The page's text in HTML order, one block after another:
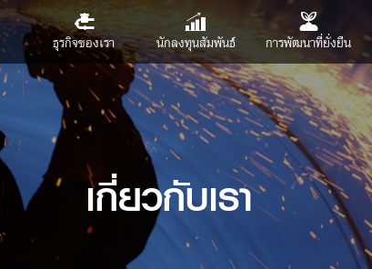
ธุรกิจของเรา นักลงทุนสัมพันธ์ การพัฒนาที่ยั่งยืน
เกี่ยวกับเรา